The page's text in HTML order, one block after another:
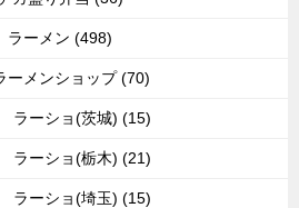
ラーメン (498)
ーメンショップ (70)
ラーショ(茨城) (15)
ラーショ(栃木) (21)
ラーショ(埼玉) (15)